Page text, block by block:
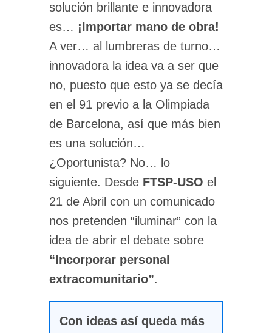
solución brillante e innovadora
es… ¡Importar mano de obra!
A ver… al lumbreras de turno…
innovadora la idea va a ser que
no, puesto que esto ya se decía
en el 91 previo a la Olimpiada
de Barcelona, así que más bien
es una solución…
¿Oportunista? No… lo
siguiente. Desde FTSP-USO el
21 de Abril con un comunicado
nos pretenden “iluminar” con la
idea de abrir el debate sobre
“Incorporar personal
extracomunitario”.
Con ideas así queda más